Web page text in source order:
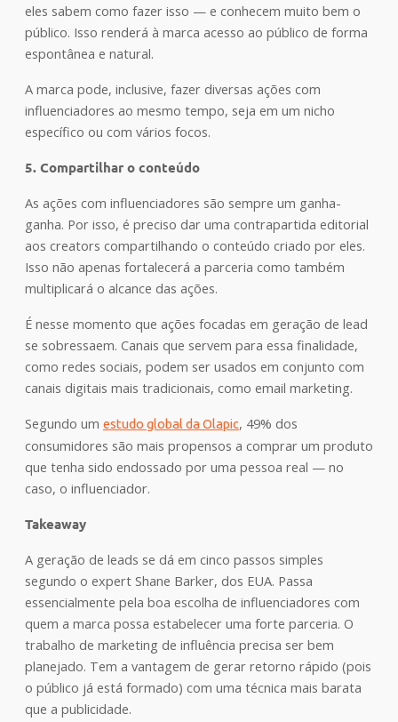
eles sabem como fazer isso — e conhecem muito bem o
público. Isso renderá à marca acesso ao público de forma
espontânea e natural.
A marca pode, inclusive, fazer diversas ações com
influenciadores ao mesmo tempo, seja em um nicho
específico ou com vários focos.
5. Compartilhar o conteúdo
As ações com influenciadores são sempre um ganha-
ganha. Por isso, é preciso dar uma contrapartida editorial
aos creators compartilhando o conteúdo criado por eles.
Isso não apenas fortalecerá a parceria como também
multiplicará o alcance das ações.
É nesse momento que ações focadas em geração de lead
se sobressaem. Canais que servem para essa finalidade,
como redes sociais, podem ser usados em conjunto com
canais digitais mais tradicionais, como email marketing.
Segundo um estudo global da Olapic, 49% dos
consumidores são mais propensos a comprar um produto
que tenha sido endossado por uma pessoa real — no
caso, o influenciador.
Takeaway
A geração de leads se dá em cinco passos simples
segundo o expert Shane Barker, dos EUA. Passa
essencialmente pela boa escolha de influenciadores com
quem a marca possa estabelecer uma forte parceria. O
trabalho de marketing de influência precisa ser bem
planejado. Tem a vantagem de gerar retorno rápido (pois
o público já está formado) com uma técnica mais barata
que a publicidade.